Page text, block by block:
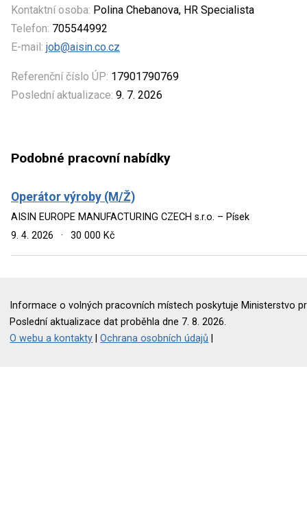
Kontaktní osoba: Polina Chebanova, HR Specialista
Telefon: 705544992
E-mail: job@aisin.co.cz
Referenční číslo ÚP: 17901790769
Poslední aktualizace: 9. 7. 2026
Podobné pracovní nabídky
Operátor výroby (M/Ž)
AISIN EUROPE MANUFACTURING CZECH s.r.o. – Písek
9. 4. 2026
· 30 000 Kč
Informace o volných pracovních místech poskytuje Ministerstvo
Poslední aktualizace dat proběhla dne 7. 8. 2026.
O webu a kontakty |Ochrana osobních údajů